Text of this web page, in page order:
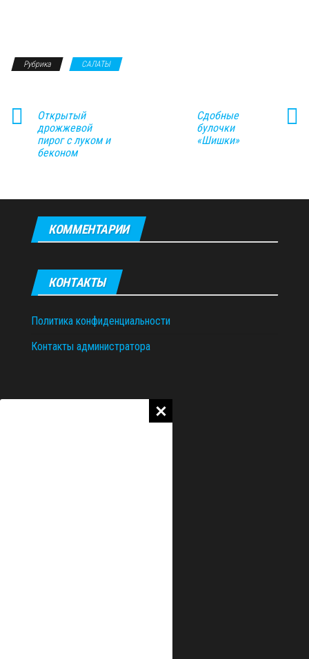
Рубрика САЛАТЫ
Открытый
дрожжевой
пирог с луком и
беконом
Сдобные
булочки
«Шишки»
КОММЕНТАРИИ
КОНТАКТЫ
Политика конфиденциальности
Контакты администратора